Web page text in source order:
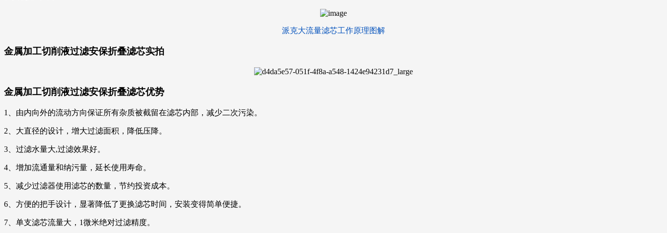
派克大流量滤芯工作原理图解
金属加工切削液过滤安保折叠滤芯实拍
金属加工切削液过滤安保折叠滤芯优势
1、由内向外的流动方向保证所有杂质被截留在滤芯内部，减少二次污染。
2、大直径的设计，增大过滤面积，降低压降。
3、过滤水量大,过滤效果好。
4、增加流通量和纳污量，延长使用寿命。
5、减少过滤器使用滤芯的数量，节约投资成本。
6、方便的把手设计，显著降低了更换滤芯时间，安装变得简单便捷。
7、单支滤芯流量大，1微米绝对过滤精度。